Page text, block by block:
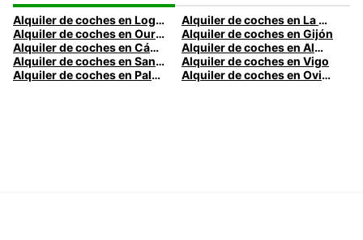
Alquiler de coches en Logroño
Alquiler de coches en La Coruña
Alquiler de coches en Ourense
Alquiler de coches en Gijón
Alquiler de coches en Cádiz
Alquiler de coches en Almería
Alquiler de coches en Santander
Alquiler de coches en Vigo
Alquiler de coches en Palma
Alquiler de coches en Oviedo